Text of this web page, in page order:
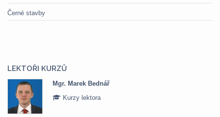
Černé stavby
LEKTOŘI KURZŮ
Mgr. Marek Bednář
Kurzy lektora